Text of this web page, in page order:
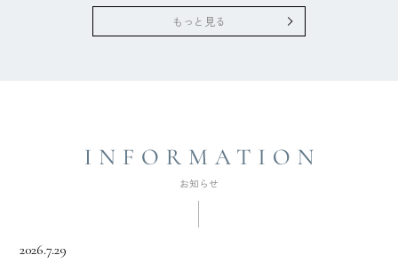
もっと見る
2026.7.29